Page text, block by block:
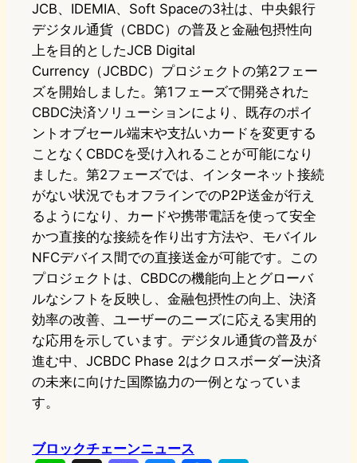
o
n
y
o
JCB、IDEMIA、Soft Spaceの3社は、中央銀行
デジタル通貨（CBDC）の普及と金融包摂性向
上を目的としたJCB Digital
Currency（JCBDC）プロジェクトの第2フェー
ズを開始しました。第1フェーズで開発された
CBDC決済ソリューションにより、既存のポイ
ントオブセール端末や支払いカードを変更する
ことなくCBDCを受け入れることが可能になり
ました。第2フェーズでは、インターネット接続
がない状況でもオフラインでのP2P送金が行え
るようになり、カードや携帯電話を使って安全
かつ直接的な接続を作り出す方法や、モバイル
NFCデバイス間での直接送金が可能です。この
プロジェクトは、CBDCの機能向上とグローバ
ルなシフトを反映し、金融包摂性の向上、決済
効率の改善、ユーザーのニーズに応える実用的
な応用を示しています。デジタル通貨の普及が
進む中、JCBDC Phase 2はクロスボーダー決済
の未来に向けた国際協力の一例となっていま
す。
ブロックチェーンニュース